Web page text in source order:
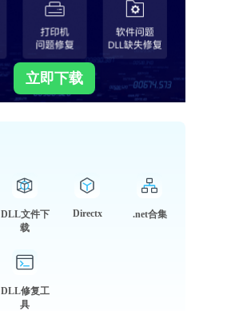
立即下载
DLL文件下
载
Directx .net合集
DLL修复工
具